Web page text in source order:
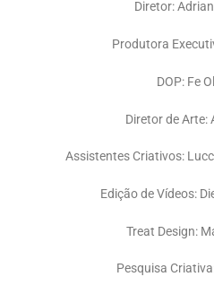
Diretor:
Produtora
DOP: Fe
Diretor de Arte:
Assistentes Criativos:
Edição de Vídeos:
Treat Design:
Pesquisa